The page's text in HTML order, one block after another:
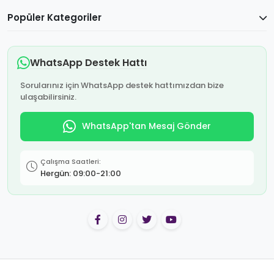
Popüler Kategoriler
WhatsApp Destek Hattı
Sorularınız için WhatsApp destek hattımızdan bize
ulaşabilirsiniz.
WhatsApp'tan Mesaj Gönder
Çalışma Saatleri:
Hergün: 09:00-21:00